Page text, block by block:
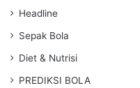
Headline
Sepak Bola
Diet & Nutrisi
PREDIKSI BOLA